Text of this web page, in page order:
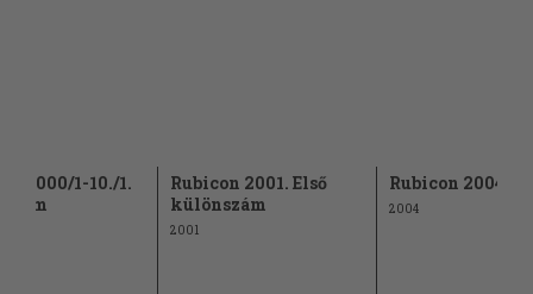
2000/1-10./1.
Rubicon 2001. Első
különszám
2001
Rubicon 2004/2.
2004